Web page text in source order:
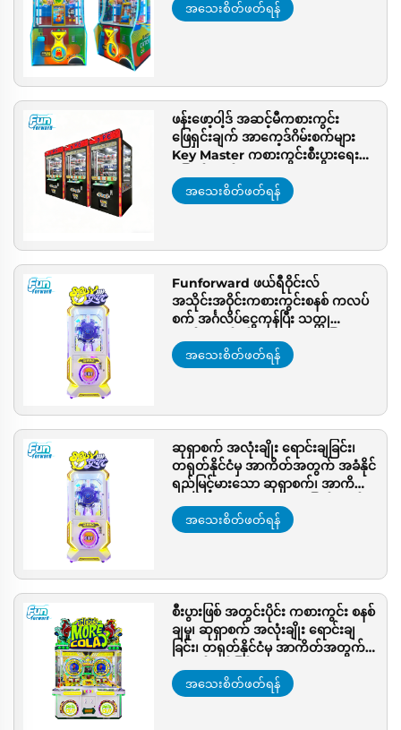
အသေးစိတ်ဖတ်ရန်
ဖန်းဖော့ဝါ့ဒ် အဆင့်မီကစားကွင်း
ဖြေရှင်းချက် အာကေ့ဒ်ဂိမ်းစက်များ
Key Master ကစားကွင်းစီးပွားရေး
အသေးစိတ်ဖတ်ရန်
Funforward ဖယ်ရီဝိုင်းလ်
အသိုင်းအဝိုင်းကစားကွင်းစနစ် ကလပ်
စက် အင်္ဂလိပ်ငွေကုန်ပြီး သတ္တု
အာကိတ်ဖြေရှင်းချက်အတွက်
အသေးစိတ်ဖတ်ရန်
ဆုရှာစက် အလုံးချိုး ရောင်းချခြင်း၊
တရုတ်နိုင်ငံမှ အာကိတ်အတွက် အခံနိုင်
ရည်မြင့်မားသော ဆုရှာစက်၊ အာကိတ်
များသော အာကိတ်စက်များ
အသေးစိတ်ဖတ်ရန်
စီးပွားဖြစ် အတွင်းပိုင်း ကစားကွင်း စနစ်
ချမှု၊ ဆုရှာစက် အလုံးချိုး ရောင်းချ
ခြင်း၊ တရုတ်နိုင်ငံမှ အာကိတ်အတွက်
အသေးစိတ်ဖတ်ရန်